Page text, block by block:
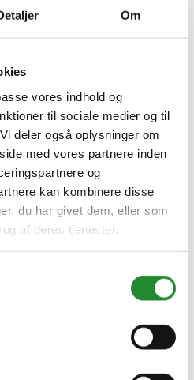
Om
vores indhold og
til sociale medier og til
deler også oplysninger om
med vores partnere inden
og
kan kombinere disse
du har givet dem, eller som
af deres tjenester.
Wimex
T140 V-profil WPC Teak